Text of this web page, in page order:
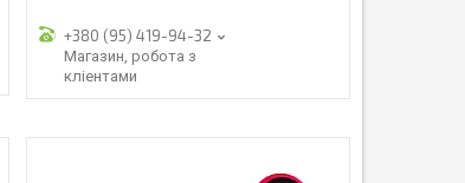
+380 (95) 419-94-32
Магазин, робота з
кліентами